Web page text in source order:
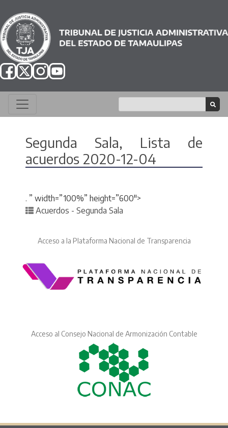
Segunda Sala, Lista de
acuerdos 2020-12-04
. ” width=”100%” height=”600″>
Posted in
Acuerdos - Segunda Sala
Acceso a la Plataforma Nacional de Transparencia
Acceso al Consejo Nacional de Armonización Contable